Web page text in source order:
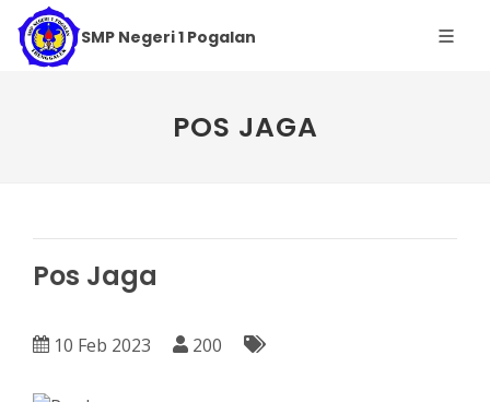
SMP Negeri 1 Pogalan
POS JAGA
Pos Jaga
10 Feb 2023 200